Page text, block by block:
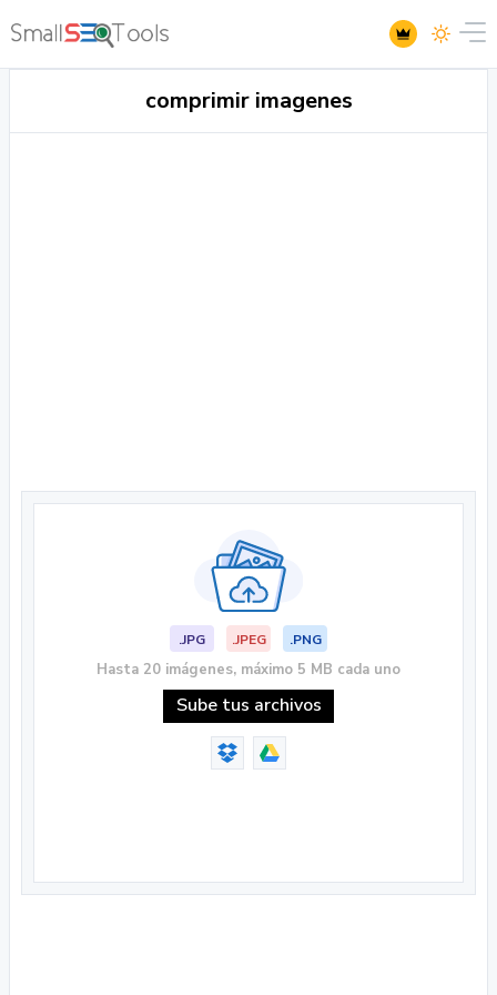
comprimir imagenes
.JPG .JPEG .PNG
Hasta 20 imágenes, máximo 5 MB cada uno
Sube tus archivos